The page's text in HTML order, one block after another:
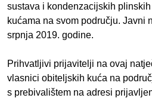
sustava i kondenzacijskih
kućama na svom području. Javni
srpnja 2019. godine.
Prihvatljivi prijavitelji na ovaj
vlasnici obiteljskih kuća na
s prebivalištem na adresi